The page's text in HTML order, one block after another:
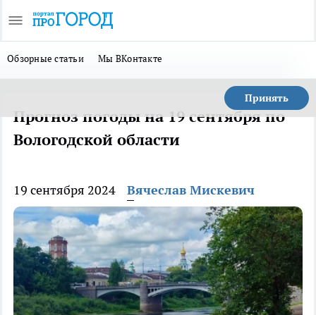
Обзорные статьи Мы ВКонтакте
Принять
Прогноз погоды на 19 сентября по
Вологодской области
19 сентября 2024 Вячеслав Мискевич